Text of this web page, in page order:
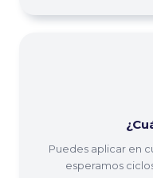
Puedes aplicar en
esperamos